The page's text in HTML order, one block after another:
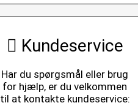
Kundeservice
Har du spørgsmål eller brug
for hjælp, er du velkommen
til at kontakte kundeservice: